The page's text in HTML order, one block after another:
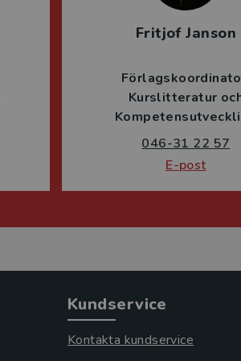
Fritjof Janson
Kurslitteratur
046-31 22 57
E-post
Kundservice
Kontakta kundservice